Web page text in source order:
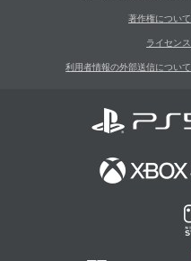
著作権について
ライセンス
利用者情報の外部送信について